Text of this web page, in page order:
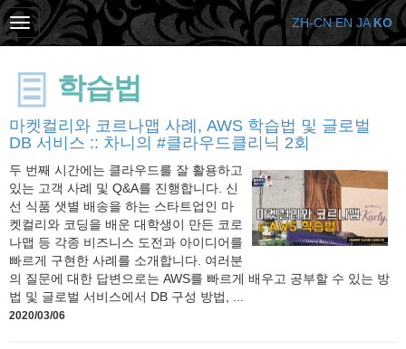
학습법
마켓컬리와 코르나맵 사례, AWS 학습법 및 글로벌
DB 서비스 :: 차니의 #클라우드클리닉 2회
두 번째 시간에는 클라우드를 잘 활용하고
있는 고객 사례 및 Q&A를 진행합니다. 신
선 식품 샛별 배송을 하는 스타트업인 마
켓컬리와 코딩을 배운 대학생이 만든 코로
나맵 등 각종 비즈니스 도전과 아이디어를
빠르게 구현한 사례를 소개합니다. 여러분
의 질문에 대한 답변으로는 AWS를 빠르게 배우고 공부할 수 있는 방
법 및 글로벌 서비스에서 DB 구성 방법, ...
2020/03/06
ZH-CN EN JA KO